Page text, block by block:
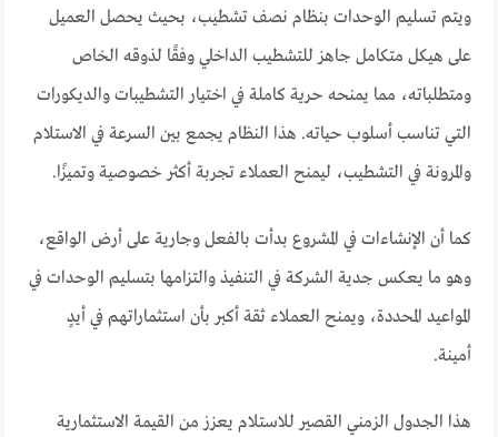
ويتم تسليم الوحدات بنظام نصف تشطيب، بحيث يحصل العميل
على هيكل متكامل جاهز للتشطيب الداخلي وفقًا لذوقه الخاص
ومتطلباته، مما يمنحه حرية كاملة في اختيار التشطيبات والديكورات
التي تناسب أسلوب حياته. هذا النظام يجمع بين السرعة في الاستلام
والمرونة في التشطيب، ليمنح العملاء تجربة أكثر خصوصية وتميزًا.
كما أن الإنشاءات في المشروع بدأت بالفعل وجارية على أرض الواقع،
وهو ما يعكس جدية الشركة في التنفيذ والتزامها بتسليم الوحدات في
المواعيد المحددة، ويمنح العملاء ثقة أكبر بأن استثماراتهم في أيدٍ
أمينة.
هذا الجدول الزمني القصير للاستلام يعزز من القيمة الاستثمارية